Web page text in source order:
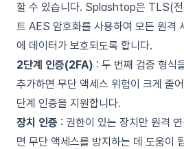
할 수 있습니다. Splashtop은 TLS(전
트 AES 암호화를 사용하여 모든 원격
에 데이터가 보호되도록 합니다.
2단계 인증(2FA) : 두 번째 검증 형식
추가하면 무단 액세스 위험이 크게 줄
단계 인증을 지원합니다.
장치 인증 : 권한이 있는 장치만 원격
면 무단 액세스를 방지하는 데 도움